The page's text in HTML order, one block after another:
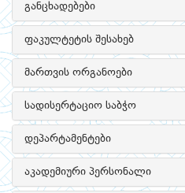
განცხადებები
ფაკულტეტის შესახებ
მართვის ორგანოები
სადისერტაციო საბჭო
დეპარტამენტები
აკადემიური პერსონალი